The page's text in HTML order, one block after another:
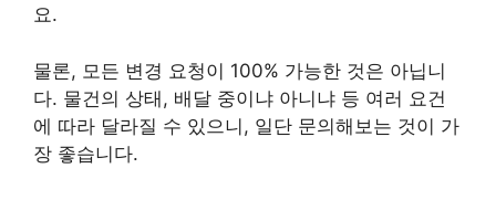
요.
물론, 모든 변경 요청이 100% 가능한 것은 아닙니
다. 물건의 상태, 배달 중이냐 아니냐 등 여러 요건
에 따라 달라질 수 있으니, 일단 문의해보는 것이 가
장 좋습니다.